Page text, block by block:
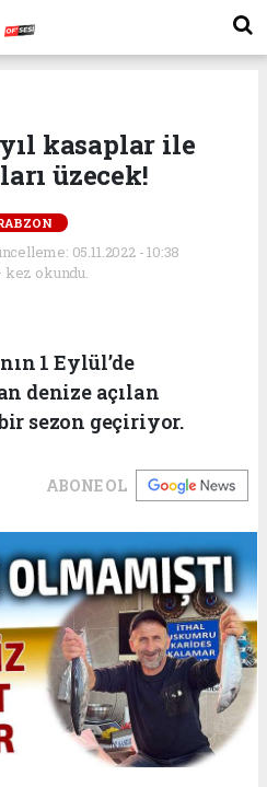
kasaplar ile
üzecek!
05.11.2022 - 10:38
kez okundu.
1 Eylül’de
denize açılan
sezon geçiriyor.
ABONE OL